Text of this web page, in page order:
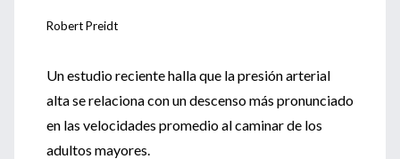
Robert Preidt
Un estudio reciente halla que la presión arterial
alta se relaciona con un descenso más pronunciado
en las velocidades promedio al caminar de los
adultos mayores.